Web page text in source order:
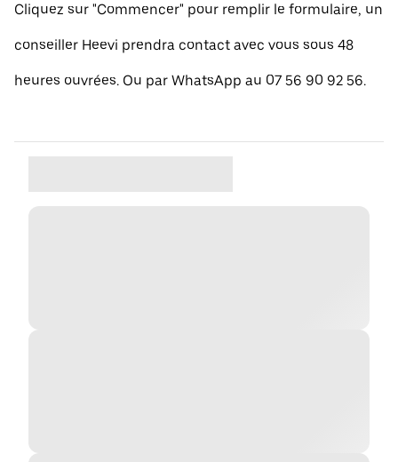
Cliquez sur "Commencer" pour remplir le formulaire, un
conseiller Heevi prendra contact avec vous sous 48
heures ouvrées. Ou par WhatsApp au 07 56 90 92 56.